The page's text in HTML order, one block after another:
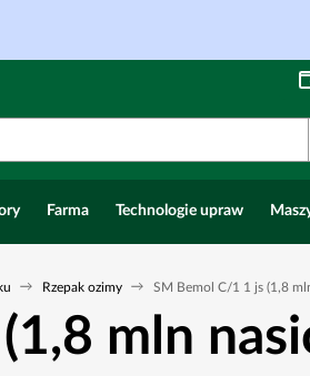
Farma Technologie upraw
Rzepak ozimy SM Bemol C/1 1 js (1,8
mln